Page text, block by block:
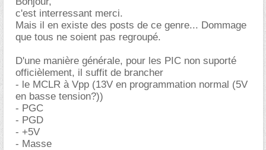
c'est interressant merci.
Mais il en existe des posts de ce genre... Dommage
que tous ne soient pas regroupé.
D'une manière générale, pour les PIC non suporté
officièlement, il suffit de brancher
- le MCLR à Vpp (13V en programmation normal (5V
en basse tension?))
- PGC
- PGD
- +5V
- Masse